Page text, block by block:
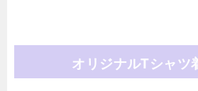
オリジナルTシャツ